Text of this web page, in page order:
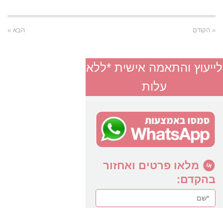
« הקודם הבא »
לייעוץ והתאמה אישית *ללא
עלות
מלאו פרטים ואחזור
בהקדם: